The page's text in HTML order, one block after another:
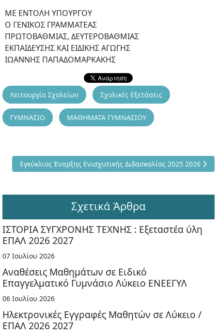
ΜΕ ΕΝΤΟΛΗ ΥΠΟΥΡΓΟΥ
Ο ΓΕΝΙΚΟΣ ΓΡΑΜΜΑΤΕΑΣ
ΠΡΩΤΟΒΑΘΜΙΑΣ, ΔΕΥΤΕΡΟΒΑΘΜΙΑΣ
ΕΚΠΑΙΔΕΥΣΗΣ ΚΑΙ ΕΙΔΙΚΗΣ ΑΓΩΓΗΣ
ΙΩΑΝΝΗΣ ΠΑΠΑΔΟΜΑΡΚΑΚΗΣ
Λειτουργία Σχολείων Σχολικές Εξετάσεις
ΓΥΜΝΑΣΙΟ ΜΑΘΗΜΑΤΑ ΓΥΜΝΑΣΙΟΥ
Επόμενο άρθρο: Εγκύκλιος Έναρξης Ενισχυτικής
Εγκύκλιος Έναρξης Ενισχυτικής Διδασκαλίας 2025 2026
Σχετικά Άρθρα
ΙΣΤΟΡΙΑ ΣΥΓΧΡΟΝΗΣ ΤΕΧΝΗΣ : Εξεταστέα ύλη
ΕΠΑΛ 2026 2027
07 Ιουλίου 2026
Αναθέσεις Μαθημάτων σε Ειδικό
Επαγγελματικό Γυμνάσιο Λύκειο ΕΝΕΕΓΥΛ
06 Ιουλίου 2026
Ηλεκτρονικές Εγγραφές Μαθητών σε Λύκειο /
ΕΠΑΛ 2026 2027